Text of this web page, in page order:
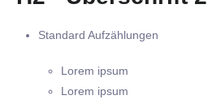
Standard Aufzählungen
Lorem ipsum
Lorem ipsum